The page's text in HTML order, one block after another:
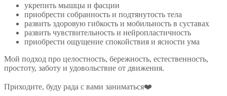
укрепить мышцы и фасции
приобрести собранность и подтянутость тела
развить здоровую гибкость и мобильность в суставах
развить чувствительность и нейропластичность
приобрести ощущение спокойствия и ясности ума
Мой подход про целостность, бережность, естественность,
простоту, заботу и удовольствие от движения.
Приходите, буду рада с вами заниматься❤️